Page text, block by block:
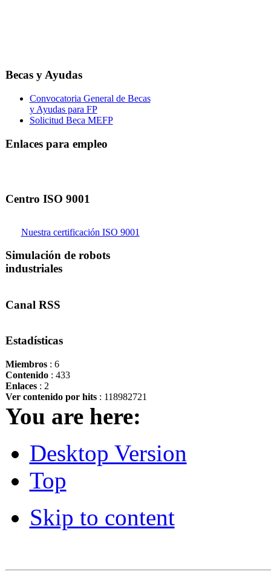
Becas y Ayudas
Convocatoria General de Becas
y Ayudas para FP
Solicitud Beca MEFP
Enlaces para empleo
Centro ISO 9001
Nuestra certificación ISO 9001
Simulación de robots
industriales
Canal RSS
Estadísticas
Miembros: 6
Contenido: 433
Enlaces: 2
Ver contenido por hits: 118982721
You are here:
Desktop Version
Top
Skip to content